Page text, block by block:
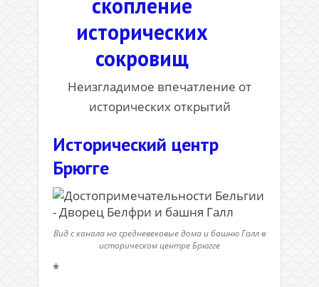
исторических
сокровищ
Неизгладимое впечатление от
исторических открытий
Исторический центр
Брюгге
Вид с канала на средневековые дома и башню Галл в
историческом центре Брюгге
*